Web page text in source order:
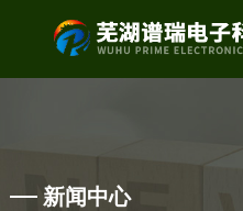
产品中心
新闻中心